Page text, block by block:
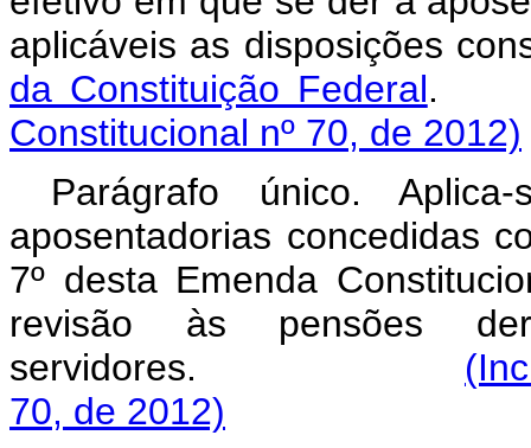
aplicáveis as disposições
da Constituição Federal
Constitucional nº 70, de 2012)
Parágrafo único.
aposentadorias concedidas
7º desta Emenda
revisão às pensões
servidores.
70, de 2012)